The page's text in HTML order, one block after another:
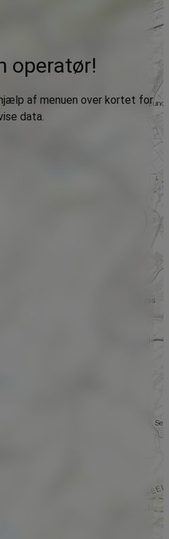
operatør!
af menuen over kortet for
data.